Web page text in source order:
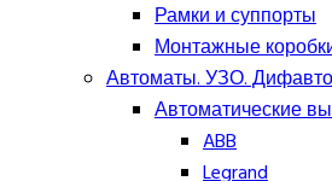
Рамки и суппорты
Монтажные
Автоматы. УЗО.
Автоматические
ABB
Legrand